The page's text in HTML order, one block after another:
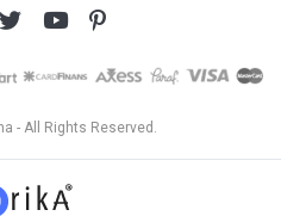
- All Rights Reserved.